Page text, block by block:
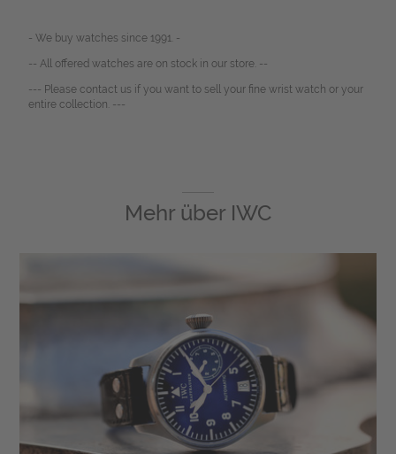
- We buy watches since 1991. -
-- All offered watches are on stock in our store. --
--- Please contact us if you want to sell your fine wrist watch or your
entire collection. ---
Mehr über IWC